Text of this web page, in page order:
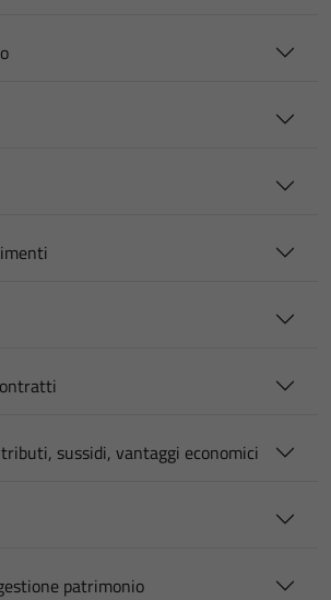
sussidi, vantaggi economici
patrimonio